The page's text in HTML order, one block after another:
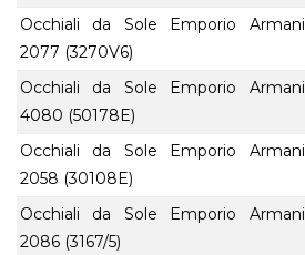
Occhiali da Sole Emporio
2077 (3270V6)
Occhiali da Sole Emporio
4080 (50178E)
Occhiali da Sole Emporio
2058 (30108E)
Occhiali da Sole Emporio
2086 (3167/5)